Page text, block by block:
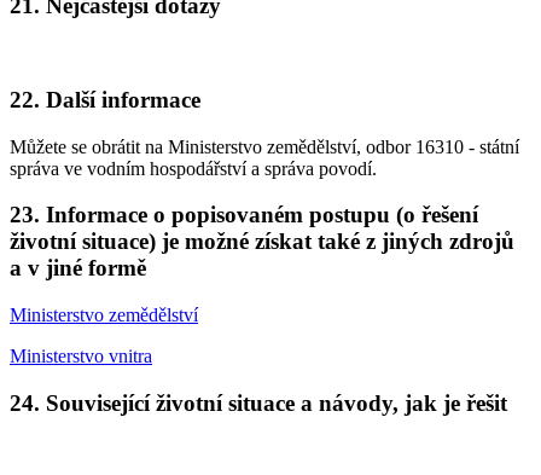
21. Nejčastější dotazy
22. Další informace
Můžete se obrátit na Ministerstvo zemědělství, odbor 16310 - státní
správa ve vodním hospodářství a správa povodí.
23. Informace o popisovaném postupu (o řešení
životní situace) je možné získat také z jiných zdrojů
a v jiné formě
Ministerstvo zemědělství
Ministerstvo vnitra
24. Související životní situace a návody, jak je řešit